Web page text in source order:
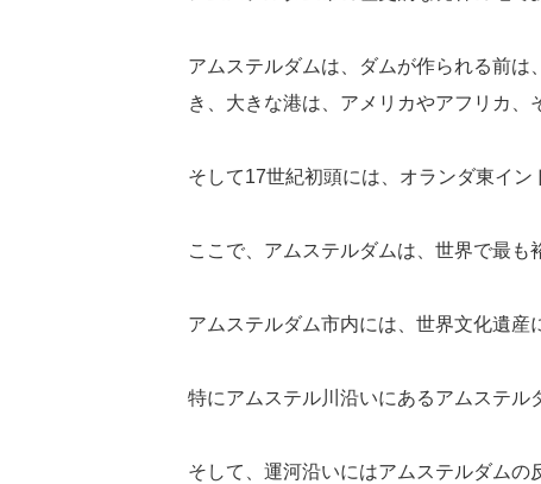
アムステルダムは、ダムが作られる前
き、大きな港は、アメリカやアフリカ、
そして17世紀初頭には、オランダ東イン
ここで、アムステルダムは、世界で最も
アムステルダム市内には、世界文化遺産
特にアムステル川沿いにあるアムステル
そして、運河沿いにはアムステルダムの